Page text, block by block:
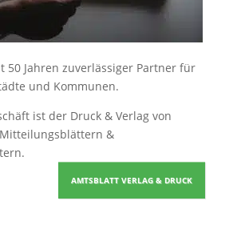
50 Jahren zuverlässiger Partner für
und Kommunen.
ist der Druck & Verlag von
&
.
AMTSBLATT VERLAG & DRUCK